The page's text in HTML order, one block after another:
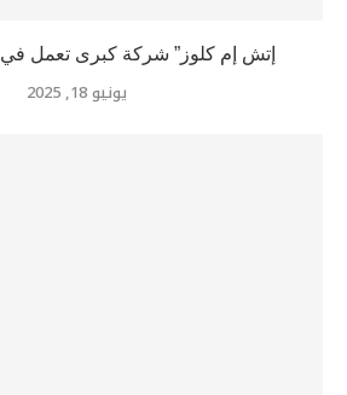
إتش إم كلوز” شركة كبرى تعمل في 27 دولة حول...
يونيو 18, 2025